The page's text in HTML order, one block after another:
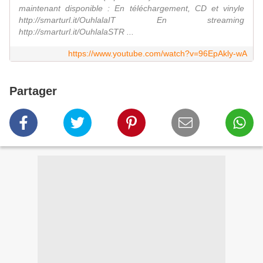
maintenant disponible : En téléchargement, CD et vinyle
http://smarturl.it/OuhlalaIT En streaming
http://smarturl.it/OuhlalaSTR ...
https://www.youtube.com/watch?v=96EpAkly-wA
Partager